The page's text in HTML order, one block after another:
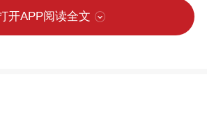
时节气候特点，专家们特
指导，提醒市民注意避免
人员同步为现场市民免费
开APP阅读全文